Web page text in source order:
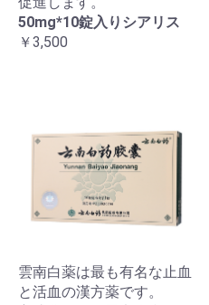
50mg*10錠入りシアリス
￥3,500
雲南白薬は最も有名な止血
と活血の漢方薬です。